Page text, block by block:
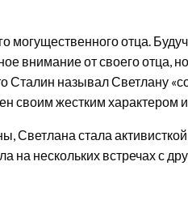
могущественного отца.
внимание от своего отца,
Сталин называл Светлану
своим жестким характером
Светлана стала
на нескольких встречах с